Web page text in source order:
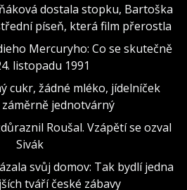
dostala stopku, Bartoška
píseň, která film přerostla
Mercuryho: Co se skutečně
listopadu 1991
cukr, žádné mléko, jídelníček
záměrně jednotvárný
Roušal. Vzápětí se ozval
Sivák
svůj domov: Tak bydlí jedna
tváří české zábavy